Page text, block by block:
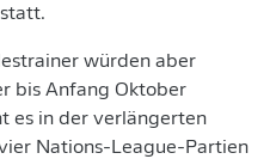
würden aber
bis Anfang Oktober
es in der verlängerten
Nations-League-Partien